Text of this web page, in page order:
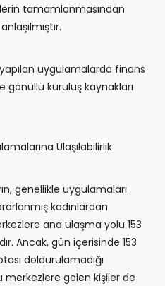
tamamlanmasından
yapılan uygulamalarda finans
gönüllü kuruluş kaynakları
Ulaşılabilirlik
genellikle uygulamaları
kadınlardan
ana ulaşma yolu 153
Ancak, gün içerisinde 153
doldurulamadığı
gelen kişiler de